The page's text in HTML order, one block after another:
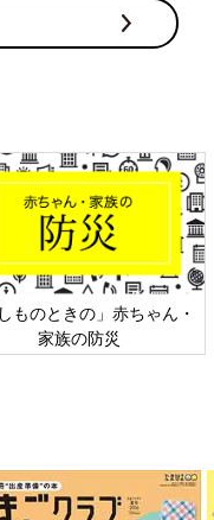
ものときの」赤ちゃん・
家族の防災